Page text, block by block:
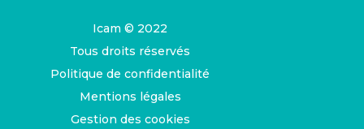
Icam © 2022
Tous droits réservés
Politique de confidentialité
Mentions légales
Gestion des cookies